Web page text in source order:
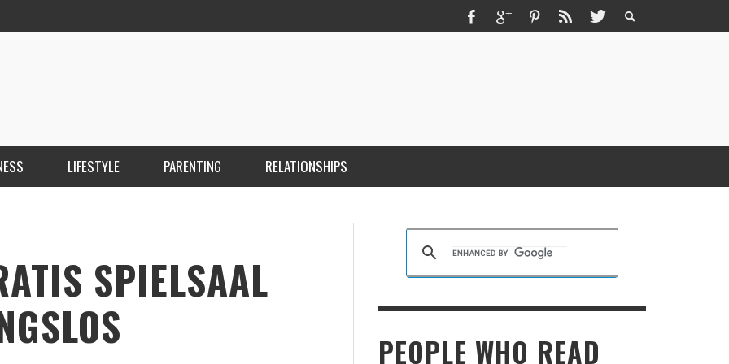
LIFESTYLE
KRISTEN R SMITH , MARCH 14, 2026
PARENTING RELATIONSHIPS
SPIELSAAL
PEOPLE WHO READ